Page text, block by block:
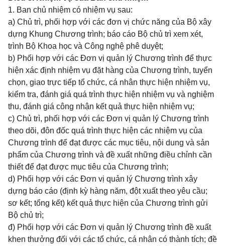
1. Ban chủ nhiệm có nhiệm vụ sau:
a) Chủ trì, phối hợp với các đơn vị chức năng của Bộ xây
dựng Khung Chương trình; báo cáo Bộ chủ trì xem xét,
trình Bộ Khoa học và Công nghệ phê duyệt;
b) Phối hợp với các Đơn vị quản lý Chương trình để thực
hiện xác định nhiệm vụ đặt hàng của Chương trình, tuyển
chọn, giao trực tiếp tổ chức, cá nhân thực hiện nhiệm vụ,
kiểm tra, đánh giá quá trình thực hiện nhiệm vụ và nghiệm
thu, đánh giá công nhận kết quả thực hiện nhiệm vụ;
c) Chủ trì, phối hợp với các Đơn vị quản lý Chương trình
theo dõi, đôn đốc quá trình thực hiện các nhiệm vụ của
Chương trình để đạt được các mục tiêu, nội dung và sản
phẩm của Chương trình và đề xuất những điều chỉnh cần
thiết để đạt được mục tiêu của Chương trình;
d) Phối hợp với các Đơn vị quản lý Chương trình xây
dựng báo cáo (định kỳ hàng năm, đột xuất theo yêu cầu;
sơ kết; tổng kết) kết quả thực hiện của Chương trình gửi
Bộ chủ trì;
đ) Phối hợp với các Đơn vị quản lý Chương trình đề xuất
khen thưởng đối với các tổ chức, cá nhân có thành tích; đề